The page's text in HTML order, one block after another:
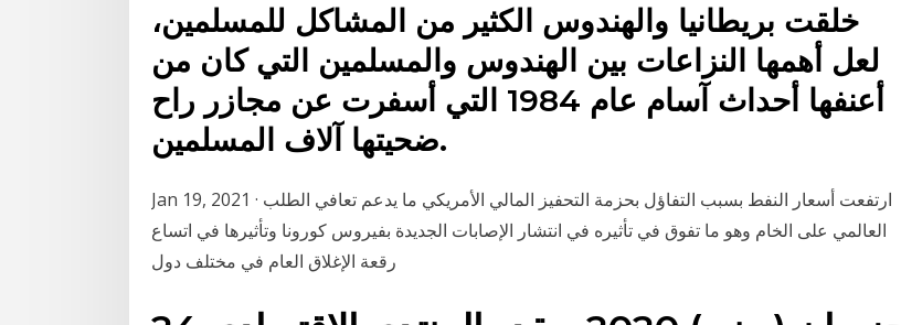
خلقت بريطانيا والهندوس الكثير من المشاكل للمسلمين،
لعل أهمها النزاعات بين الهندوس والمسلمين التي كان من
أعنفها أحداث آسام عام 1984 التي أسفرت عن مجازر راح
ضحيتها آلاف المسلمين.
Jan 19, 2021 · ارتفعت أسعار النفط بسبب التفاؤل بحزمة التحفيز المالي الأمريكي ما يدعم تعافي الطلب
العالمي على الخام وهو ما تفوق في تأثيره في انتشار الإصابات الجديدة بفيروس كورونا وتأثيرها في اتساع
رقعة الإغلاق العام في مختلف دول